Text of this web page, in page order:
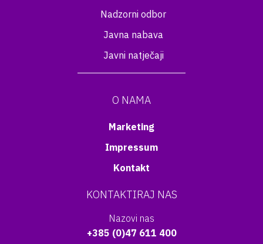
Nadzorni odbor
Javna nabava
Javni natječaji
O NAMA
Marketing
Impressum
Kontakt
KONTAKTIRAJ NAS
Nazovi nas
+385 (0)47 611 400